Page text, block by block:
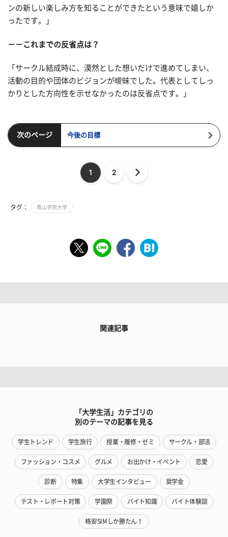
ンの新しい楽しみ方を知ることができたという意味で嬉しか
ったです。」
－－これまでの反省点は？
「サークル結成時に、漠然とした想いだけで進めてしまい、
活動の目的や団体のビジョンが曖昧でした。代表としてしっ
かりとした方向性を示せなかったのは反省点です。」
次のページ 今後の目標
1 2
タグ： 青山学院大学
関連記事
「大学生活」カテゴリの
別のテーマの記事を見る
学生トレンド 学生旅行 授業・履修・ゼミ サークル・部活
ファッション・コスメ グルメ お出かけ・イベント 恋愛
診断 特集 大学生インタビュー 奨学金
テスト・レポート対策 学園祭 バイト知識 バイト体験談
格安SIMしか勝たん！